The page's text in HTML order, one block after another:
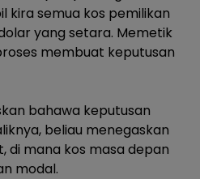
kira semua kos pemilikan
yang setara. Memetik
membuat keputusan
bahawa keputusan
beliau menegaskan
di mana kos masa depan
modal.